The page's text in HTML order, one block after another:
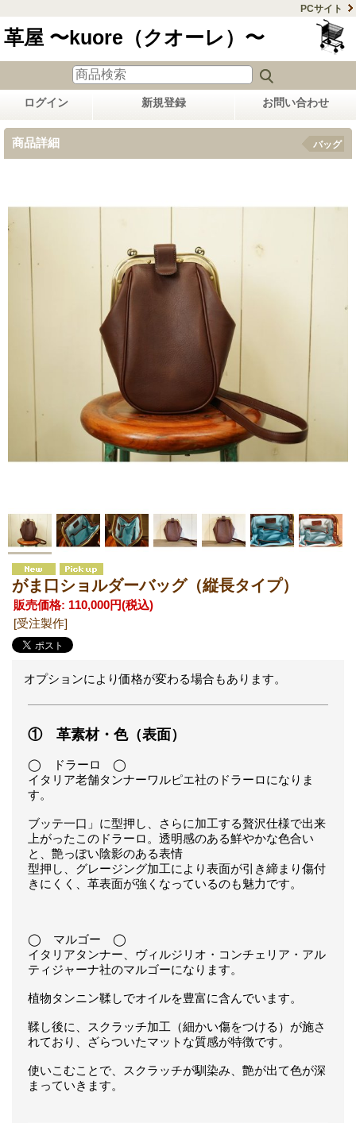
PCサイト
革屋 〜kuore（クオーレ）〜
ログイン 新規登録 お問い合わせ
商品詳細 バッグ
がま口ショルダーバッグ（縦長タイプ）
販売価格: 110,000円(税込)
[受注製作]
オプションにより価格が変わる場合もあります。
① 革素材・色（表面）
◯ ドラーロ ◯
イタリア老舗タンナーワルピエ社のドラーロになりま
す。
ブッテ一口」に型押し、さらに加工する贅沢仕様で出来
上がったこのドラーロ。透明感のある鮮やかな色合い
と、艶っぽい陰影のある表情
型押し、グレージング加工により表面が引き締まり傷付
きにくく、革表面が強くなっているのも魅力です。
◯ マルゴー ◯
イタリアタンナー、ヴィルジリオ・コンチェリア・アル
ティジャーナ社のマルゴーになります。
植物タンニン鞣しでオイルを豊富に含んでいます。
鞣し後に、スクラッチ加工（細かい傷をつける）が施さ
れており、ざらついたマットな質感が特徴です。
使いこむことで、スクラッチが馴染み、艶が出て色が深
まっていきます。